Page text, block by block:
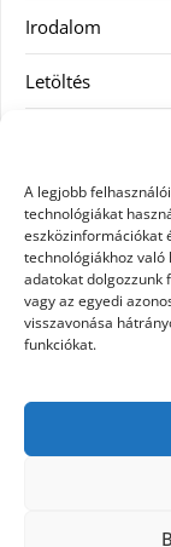
A legjobb
technológiákat
eszközinformációkat
technológiákhoz való
adatokat dolgozzunk
vagy az egyedi
visszavonása
funkciókat.
Irodalom
Letöltés
SEO
Szolgáltatás
Szórakozás
Táskák
Vásárlás-Eladás
Webáruház